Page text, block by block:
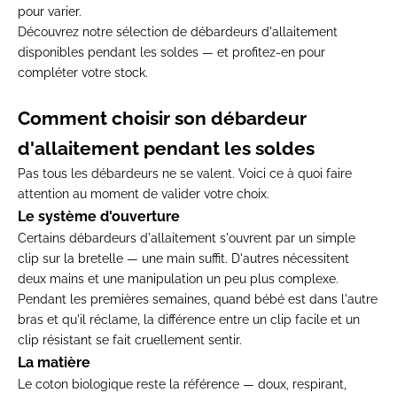
pour varier.
Découvrez notre sélection de débardeurs d'allaitement
disponibles pendant les soldes — et profitez-en pour
compléter votre stock.
Comment choisir son débardeur
d'allaitement pendant les soldes
Pas tous les débardeurs ne se valent. Voici ce à quoi faire
attention au moment de valider votre choix.
Le système d'ouverture
Certains débardeurs d'allaitement s'ouvrent par un simple
clip sur la bretelle — une main suffit. D'autres nécessitent
deux mains et une manipulation un peu plus complexe.
Pendant les premières semaines, quand bébé est dans l'autre
bras et qu'il réclame, la différence entre un clip facile et un
clip résistant se fait cruellement sentir.
La matière
Le coton biologique reste la référence — doux, respirant,